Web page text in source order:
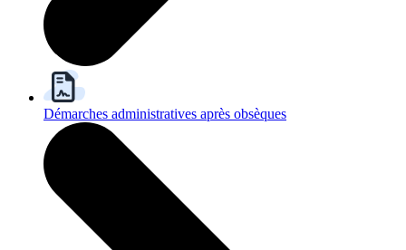
Démarches administratives après obsèques